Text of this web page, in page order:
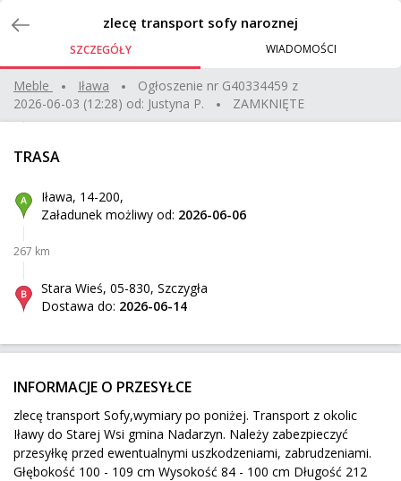
Zlecenia
zlecę transport sofy naroznej
SZCZEGÓŁY WIADOMOŚCI
Meble iława Ogłoszenie nr G40334459 z
2026-06-03 (12:28) od: Justyna P. ZAMKNIĘTE
TRASA
Iława, 14-200,
Załadunek możliwy od: 2026-06-06
267 km
Stara Wieś, 05-830, Szczygła
Dostawa do: 2026-06-14
INFORMACJE O PRZESYŁCE
zlecę transport Sofy,wymiary po poniżej. Transport z okolic
Iławy do Starej Wsi gmina Nadarzyn. Należy zabezpieczyć
przesyłkę przed ewentualnymi uszkodzeniami, zabrudzeniami.
Głębokość 100 - 109 cm Wysokość 84 - 100 cm Długość 212
Palety
Śrem
drabina i siatka w rolce
391 km
Do: Pliszczyn
Z: Końskie
149 km 15 kg 0,14 m³
Do: Warszawa